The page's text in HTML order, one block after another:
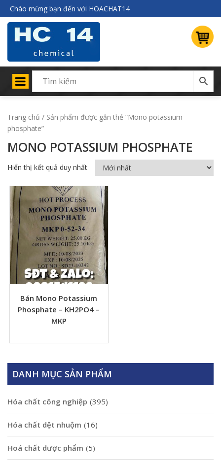
Chào mừng bạn đến với HOACHAT14
Trang chủ / Sản phẩm được gắn thẻ “Mono potassium
phosphate”
MONO POTASSIUM PHOSPHATE
Hiển thị kết quả duy nhất
Bán Mono Potassium
Phosphate – KH2PO4 –
MKP
DANH MỤC SẢN PHẨM
Hóa chất công nghiệp (395)
Hóa chất dệt nhuộm (16)
Hoá chất dược phẩm (5)